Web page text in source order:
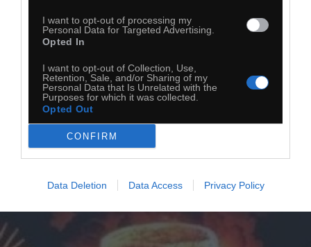
I want to opt-out of processing my
Personal Data for Targeted Advertising.
Opted In
I want to opt-out of Collection, Use,
Retention, Sale, and/or Sharing of my
Personal Data that Is Unrelated with the
Purposes for which it was collected.
Opted Out
CONFIRM
Data Deletion Data Access Privacy Policy